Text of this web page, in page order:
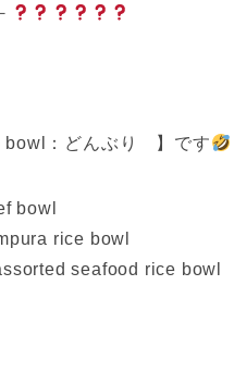
bowl：どんぶり 】です
bowl
rice bowl
seafood rice bowl